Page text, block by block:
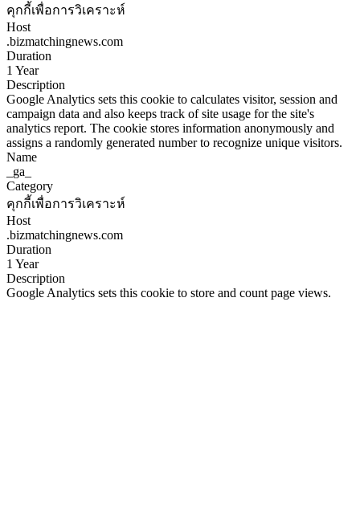
คุกกี้เพื่อการวิเคราะห์
Host
.bizmatchingnews.com
Duration
1 Year
Description
Google Analytics sets this cookie to calculates visitor, session and
campaign data and also keeps track of site usage for the site's
analytics report. The cookie stores information anonymously and
assigns a randomly generated number to recognize unique visitors.
Name
_ga_
Category
คุกกี้เพื่อการวิเคราะห์
Host
.bizmatchingnews.com
Duration
1 Year
Description
Google Analytics sets this cookie to store and count page views.